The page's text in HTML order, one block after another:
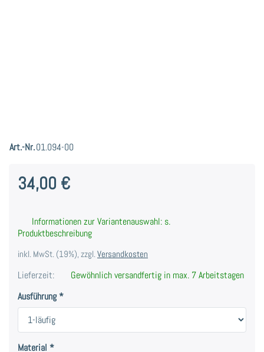
Art.-Nr.01.094-00
34,00 €
Informationen zur Variantenauswahl: s.
Produktbeschreibung
inkl. MwSt. (19%), zzgl.Versandkosten
Lieferzeit:
Gewöhnlich versandfertig in max. 7 Arbeitstagen
Ausführung
Material